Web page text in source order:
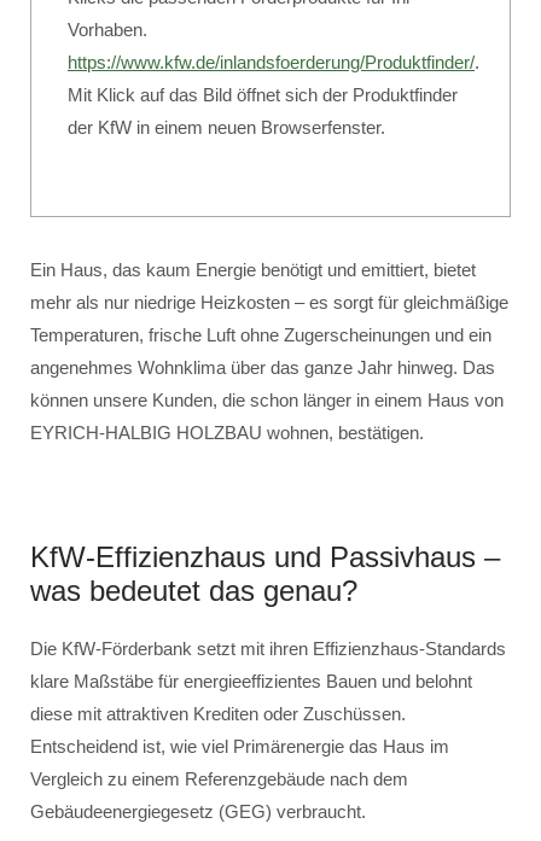
Vorhaben.
https://www.kfw.de/inlandsfoerderung/Produktfinder/.
Mit Klick auf das Bild öffnet sich der Produktfinder
der KfW in einem neuen Browserfenster.
Ein Haus, das kaum Energie benötigt und emittiert, bietet
mehr als nur niedrige Heizkosten – es sorgt für gleichmäßige
Temperaturen, frische Luft ohne Zugerscheinungen und ein
angenehmes Wohnklima über das ganze Jahr hinweg. Das
können unsere Kunden, die schon länger in einem Haus von
EYRICH-HALBIG HOLZBAU wohnen, bestätigen.
KfW-Effizienzhaus und Passivhaus –
was bedeutet das genau?
Die KfW-Förderbank setzt mit ihren Effizienzhaus-Standards
klare Maßstäbe für energieeffizientes Bauen und belohnt
diese mit attraktiven Krediten oder Zuschüssen.
Entscheidend ist, wie viel Primärenergie das Haus im
Vergleich zu einem Referenzgebäude nach dem
Gebäudeenergiegesetz (GEG) verbraucht.